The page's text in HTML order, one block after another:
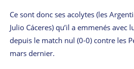
Ce sont donc ses acolytes (les
Julio Cáceres) qu’il a emmenés
depuis le match nul (0-0) contre les
mars dernier.